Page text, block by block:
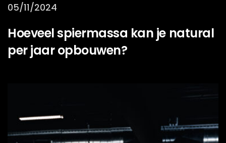
05/11/2024
Hoeveel spiermassa kan je natural
per jaar opbouwen?